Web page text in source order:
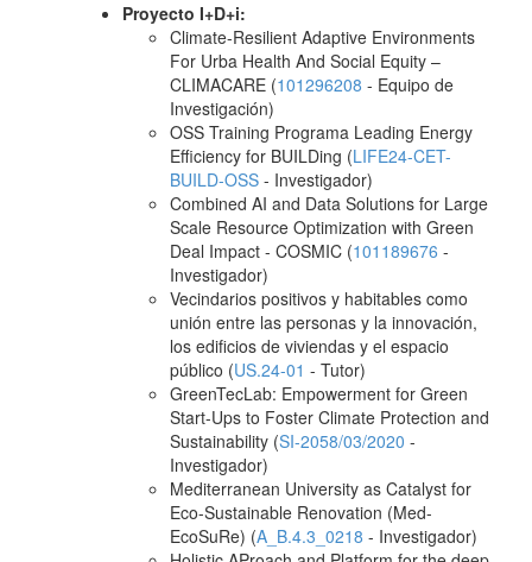
Proyecto I+D+i:
Climate-Resilient Adaptive Environments
For Urba Health And Social Equity –
CLIMACARE (101296208 - Equipo de
Investigación)
OSS Training Programa Leading Energy
Efficiency for BUILDing (LIFE24-CET-
BUILD-OSS- Investigador)
Combined AI and Data Solutions for Large
Scale Resource Optimization with Green
Deal Impact - COSMIC (101189676 -
Investigador)
Vecindarios positivos y habitables como
unión entre las personas y la innovación,
los edificios de viviendas y el espacio
público (US.24-01 - Tutor)
GreenTecLab: Empowerment for Green
Start-Ups to Foster Climate Protection and
Sustainability (SI-2058/03/2020 -
Investigador)
Mediterranean University as Catalyst for
Eco-Sustainable Renovation (Med-
EcoSuRe) (A_B.4.3_0218 - Investigador)